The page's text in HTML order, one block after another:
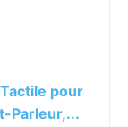
pour
Parleur,...